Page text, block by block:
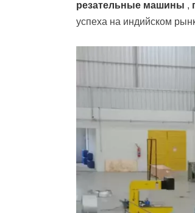
резательные машины ,
успеха на индийском